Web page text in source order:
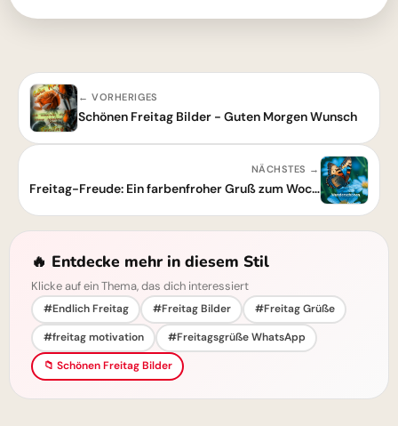
← VORHERIGES
Schönen Freitag Bilder - Guten Morgen Wunsch
NÄCHSTES →
Freitag-Freude: Ein farbenfroher Gruß zum Wochenende
🔥 Entdecke mehr in diesem Stil
Klicke auf ein Thema, das dich interessiert
#Endlich Freitag #Freitag Bilder
#Freitag Grüße
#freitag motivation
#Freitagsgrüße WhatsApp
📁 Schönen Freitag Bilder